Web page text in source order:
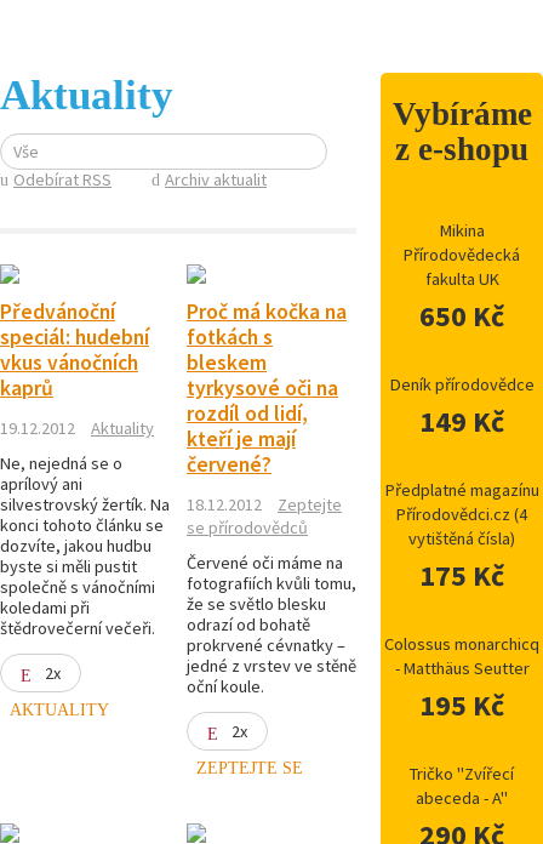
Aktuality
Vše
Odebírat RSS
Archiv aktualit
Předvánoční
speciál: hudební
vkus vánočních
kaprů
19.12.2012
Aktuality
Ne, nejedná se o
aprílový ani
silvestrovský žertík. Na
konci tohoto článku se
dozvíte, jakou hudbu
byste si měli pustit
společně s vánočními
koledami při
štědrovečerní večeři.
2x
AKTUALITY
Proč má kočka na
fotkách s
bleskem
tyrkysové oči na
rozdíl od lidí,
kteří je mají
červené?
18.12.2012
Zeptejte
se přírodovědců
Červené oči máme na
fotografiích kvůli tomu,
že se světlo blesku
odrazí od bohatě
prokrvené cévnatky –
jedné z vrstev ve stěně
oční koule.
2x
ZEPTEJTE SE
Vybíráme
z e-shopu
Mikina
Přírodovědecká
fakulta UK
650 Kč
Deník přírodovědce
149 Kč
Předplatné magazínu
Přírodovědci.cz (4
vytištěná čísla)
175 Kč
Colossus monarchicq
- Matthäus Seutter
195 Kč
Tričko "Zvířecí
abeceda - A"
290 Kč